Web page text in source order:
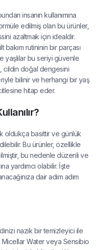
insanın kullanımına
edilmiş olan bu ürünler,
azaltmak için idealdir.
rutininin bir parçası
yaşlılar bu seriyi güvenle
cildin doğal dengesini
bilinir ve herhangi bir yaş
hitap eder.
oldukça basittir ve günlük
Bu ürünler, özellikle
bu nedenle düzenli ve
yardımcı olabilir. İşte
dair adım adım
nazik bir temizleyici ile
Water veya Sensibio